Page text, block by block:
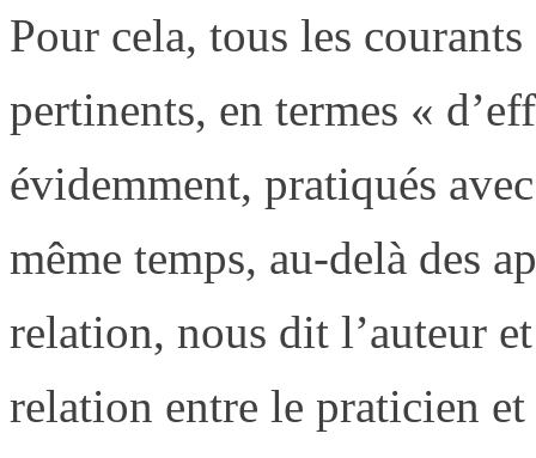
Pour cela, tous les
pertinents, en termes «
évidemment, pratiqués
même temps, au-delà des
relation, nous dit l’auteur
relation entre le praticien